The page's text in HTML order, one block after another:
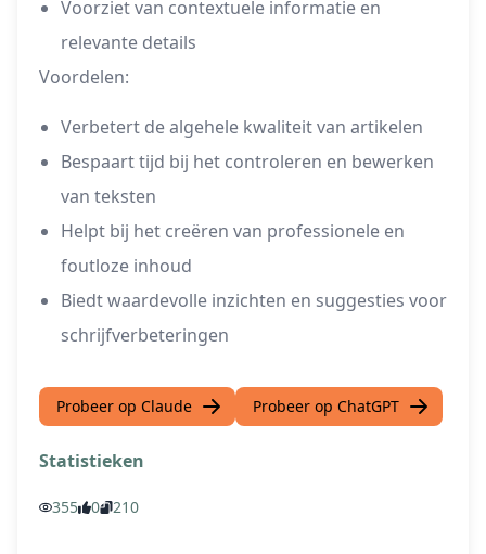
Voorziet van contextuele informatie en
relevante details
Voordelen:
Verbetert de algehele kwaliteit van artikelen
Bespaart tijd bij het controleren en bewerken
van teksten
Helpt bij het creëren van professionele en
foutloze inhoud
Biedt waardevolle inzichten en suggesties voor
schrijfverbeteringen
Probeer op Claude Probeer op ChatGPT
Statistieken
355 0 210